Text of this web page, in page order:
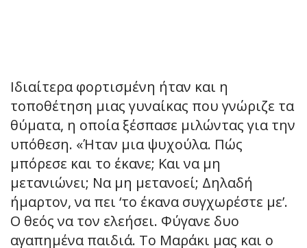
Ιδιαίτερα φορτισμένη ήταν και η
τοποθέτηση μιας γυναίκας που γνώριζε τα
θύματα, η οποία ξέσπασε μιλώντας για την
υπόθεση. «Ήταν μια ψυχούλα. Πώς
μπόρεσε και το έκανε; Και να μη
μετανιώνει; Να μη μετανοεί; Δηλαδή
ήμαρτον, να πει ‘το έκανα συγχωρέστε με’.
Ο θεός να τον ελεήσει. Φύγανε δυο
αγαπημένα παιδιά. Το Μαράκι μας και ο